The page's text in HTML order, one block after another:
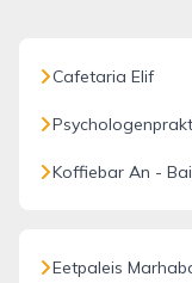
Cafetaria Elif
Koffiebar An -
Eetpaleis